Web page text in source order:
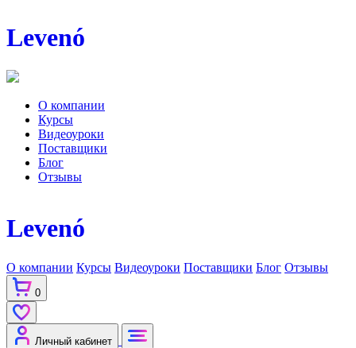
Levenó
О компании
Курсы
Видеоуроки
Поставщики
Блог
Отзывы
Levenó
О компании Курсы Видеоуроки Поставщики Блог Отзывы
0
Личный кабинет